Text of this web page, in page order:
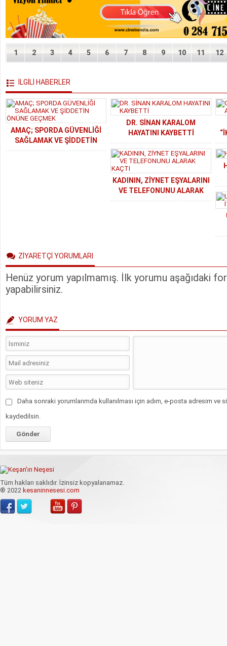
1 2 3 4 5 6 7 8 9 10 11 12
İLGİLİ HABERLER
AMAÇ; SPORDA GÜVENLİĞİ
SAĞLAMAK VE ŞİDDETİN
ÖNÜNE GEÇMEK
DR. SİNAN KARALOM
HAYATINI KAYBETTİ
KADININ, ZİYNET EŞYALARINI
VE TELEFONUNU ALARAK
KAÇTI
ZİYARETÇİ YORUMLARI
Henüz yorum yapılmamış. İlk yorumu aşağıdaki
yapabilirsiniz.
YORUM YAZ
Daha sonraki yorumlarımda kullanılması için adım, e-posta adresim ve
kaydedilsin.
Tüm hakları saklıdır. İzinsiz kopyalanamaz.
® 2022 kesaninnesesi.com